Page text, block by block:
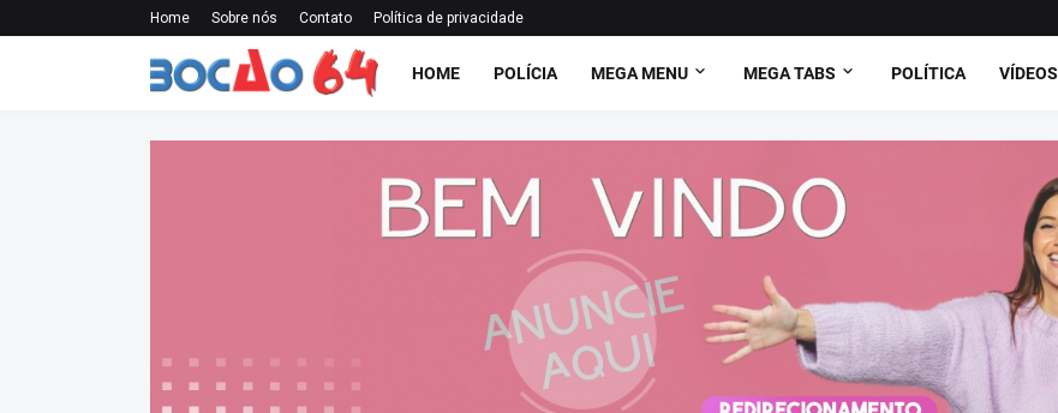
Home Sobre nós Contato Política de privacidade
HOME POLÍCIA MEGA MENU MEGA TABS POLÍTICA VÍDEOS